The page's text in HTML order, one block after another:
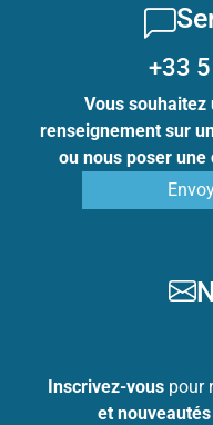
+33
Vous souhaitez
renseignement sur
ou nous poser
Inscrivez-vouspour
et nouveautés